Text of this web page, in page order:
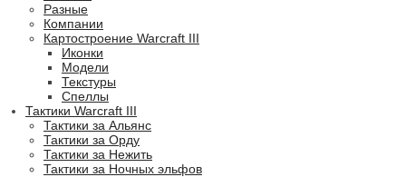
Разные
Компании
Картостроение Warcraft III
Иконки
Модели
Текстуры
Спеллы
Тактики Warcraft III
Тактики за Альянс
Тактики за Орду
Тактики за Нежить
Тактики за Ночных эльфов